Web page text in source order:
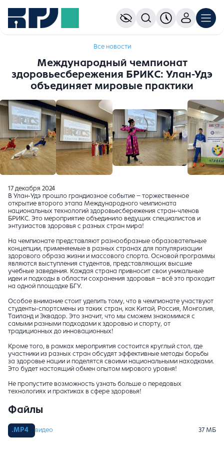
Все новости
Международный чемпионат
здоровьесбережения БРИКС: Улан-Удэ
объединяет мировые практики
17 декабря 2024
В Улан-Удэ прошло грандиозное событие – торжественное
открытие второго этапа Международного чемпионата
национальных технологий здоровьесбережения стран-членов
БРИКС. Это мероприятие объединило ведущих специалистов и
энтузиастов здоровья с разных стран мира!
На чемпионате представляют разнообразные образовательные
концепции, применяемые в разных странах для популяризации
здорового образа жизни и массового спорта. Основой программы
являются выступления студентов, представляющих высшие
учебные заведения. Каждая страна привносит свои уникальные
идеи и подходы в области сохранения здоровья – всё это проходит
на одной площадке БГУ.
Особое внимание стоит уделить тому, что в чемпионате участвуют
студенты-спортсмены из таких стран, как Китай, Россия, Монголия,
Таиланд и Эквадор. Это значит, что мы сможем знакомимся с
самыми разными подходами к здоровью и спорту, от
традиционных до инновационных!
Кроме того, в рамках мероприятия состоится круглый стол, где
участники из разных стран обсудят эффективные методы борьбы
за здоровье нации и поделятся своими национальными находками.
Это будет настоящий обмен опытом мирового уровня!
Не пропустите возможность узнать больше о передовых
технологиях и практиках в сфере здоровья!
Файлы
видео